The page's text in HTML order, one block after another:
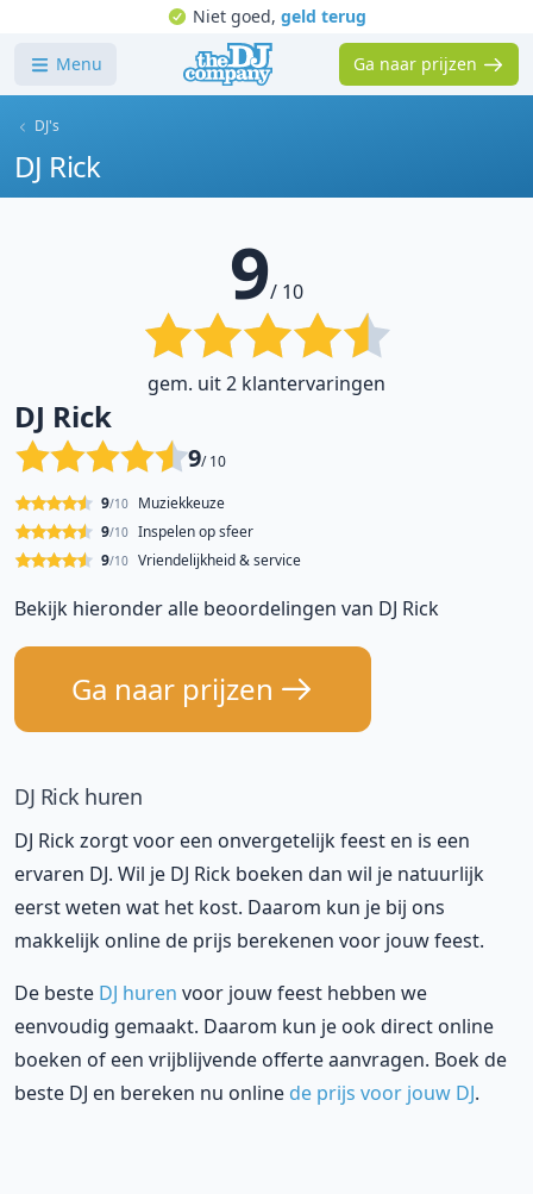
Niet goed, geld terug
Menu Ga naar prijzen
DJ's
DJ Rick
9/ 10
gem. uit 2 klantervaringen
DJ Rick
9/ 10
Muziekkeuze
9/10
Inspelen op sfeer
9/10
Vriendelijkheid & service
9/10
Bekijk hieronder alle beoordelingen van DJ Rick
Ga naar prijzen
DJ Rick huren
DJ Rick zorgt voor een onvergetelijk feest en is een
ervaren DJ. Wil je DJ Rick boeken dan wil je natuurlijk
eerst weten wat het kost. Daarom kun je bij ons
makkelijk online de prijs berekenen voor jouw feest.
De beste DJ huren voor jouw feest hebben we
eenvoudig gemaakt. Daarom kun je ook direct online
boeken of een vrijblijvende offerte aanvragen. Boek de
beste DJ en bereken nu online de prijs voor jouw DJ.